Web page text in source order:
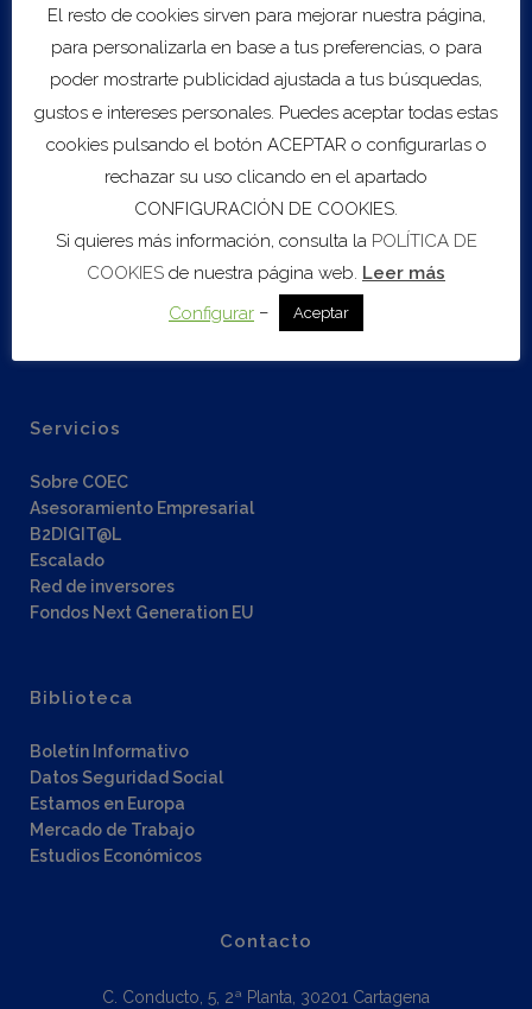
destinos.
Export to .ICS file
Import to Google Calendar
Servicios
Sobre COEC
Asesoramiento Empresarial
B2DIGIT@L
Escalado
Red de inversores
Fondos Next Generation EU
Biblioteca
Boletín Informativo
Datos Seguridad Social
Estamos en Europa
Mercado de Trabajo
Estudios Económicos
Contacto
C. Conducto, 5, 2ª Planta, 30201 Cartagena
El resto de cookies sirven para mejorar nuestra página,
para personalizarla en base a tus preferencias, o para
poder mostrarte publicidad ajustada a tus búsquedas,
gustos e intereses personales. Puedes aceptar todas estas
cookies pulsando el botón ACEPTAR o configurarlas o
rechazar su uso clicando en el apartado
CONFIGURACIÓN DE COOKIES.
Si quieres más información, consulta la POLÍTICA DE
COOKIES de nuestra página web. Leer más
Configurar – Aceptar